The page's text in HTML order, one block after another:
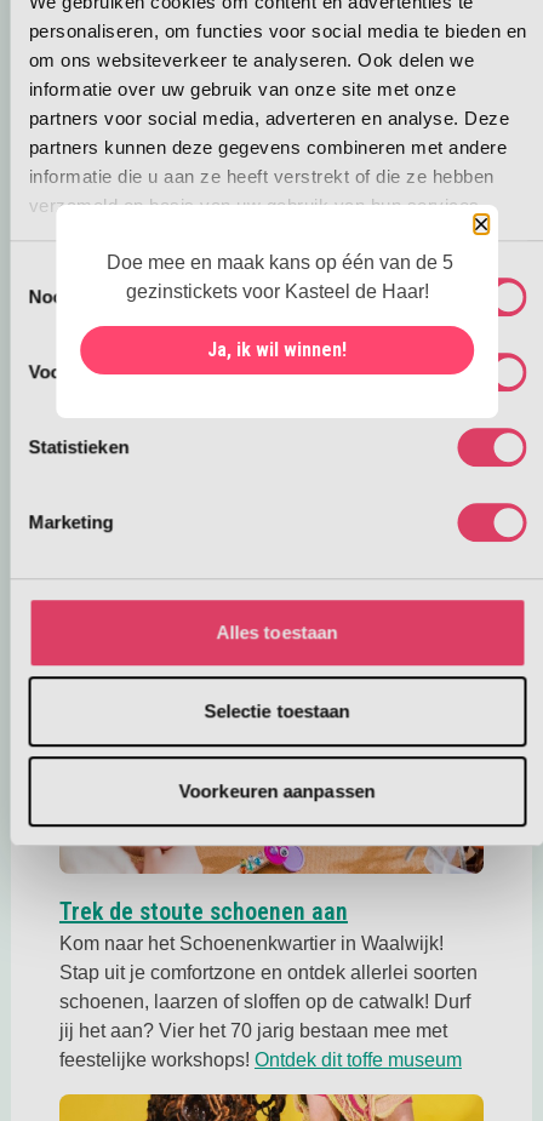
personaliseren, om functies voor social media te bieden en
om ons websiteverkeer te analyseren. Ook delen we
informatie over uw gebruik van onze site met onze
partners voor social media, adverteren en analyse. Deze
partners kunnen deze gegevens combineren met andere
informatie die u aan ze heeft verstrekt of die ze hebben
verzameld op basis van uw gebruik van hun services.
Toestemmingsselectie
Noodzakelijk
Voorkeuren
Statistieken
Marketing
Alles toestaan
Selectie toestaan
Voorkeuren aanpassen
prentenboek over de dino maken en dino’s
natekenen.Reserveer je tijdsslot: Vol=VolDeze link
Museum Kids Factory Deze link opent in een
Knutselen, solderen, tekenen met een 3D-pen en
trots naar buiten met zelfgemaakte bewegende of
Trek de stoute schoenen aanDeze link opent in
Kom naar het Schoenenkwartier in Waalwijk!
Stap uit je comfortzone en ontdek allerlei soorten
schoenen, laarzen of sloffen op de catwalk! Durf
jij het aan? Vier het 70 jarig bestaan mee met
feestelijke workshops! Ontdek dit toffe museumDeze
Sluiten
Doe mee en maak kans op één van de 5
gezinstickets voor Kasteel de Haar!
Ja, ik wil winnen!